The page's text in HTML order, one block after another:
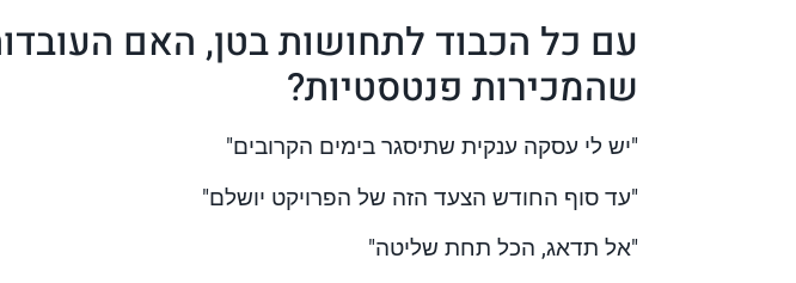
עם כל הכבוד לתחושות בטן, האם
שהמכירות פנטסטיות?
"יש לי עסקה ענקית שתיסגר בימים הקרובים"
"עד סוף החודש הצעד הזה של הפרויקט יושלם"
"אל תדאג, הכל תחת שליטה"